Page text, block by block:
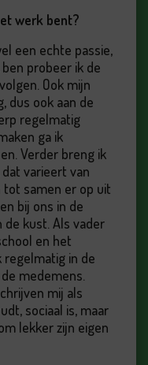
werk bent?
een echte passie,
probeer ik de
Ook mijn
dus ook aan de
regelmatig
ga ik
Verder breng ik
varieert van
samen er op uit
bij ons in de
de kust. Als vader
en het
in de
medemens.
mij als
sociaal is, maar
lekker zijn eigen